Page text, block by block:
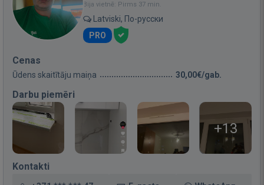
Bija vietnē: Pirms 37 min.
Latviski, По-русски
PRO
Cenas
Ūdens skaitītāju maiņa 30,00€/gab.
Darbu piemēri
+13
Kontakti